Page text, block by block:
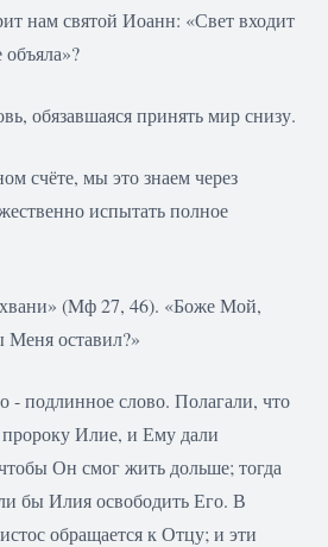
нам святой Иоанн: «Свет входит
обязавшаяся принять мир снизу.
счёте, мы это знаем через
испытать полное
(Mф 27, 46). «Боже Мой,
оставил?»
- подлинное слово. Полагали, что
Илие, и Ему дали
Он смог жить дольше; тогда
бы Илия освободить Его. В
обращается к Отцу; и эти